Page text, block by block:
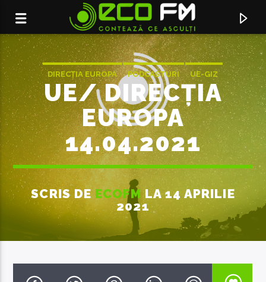
ACUM ÎN DIRECT
SERVICIUL DE PUBLICITATE:
069155998
DIRECȚIA EUROPA PODCASTURI UE-GIZ
UE/ DIRECȚIA
EUROPA
14.04.2021
SCRIS DEECOFMLA 14 APRILIE
2021